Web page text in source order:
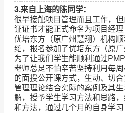
3.来自上海的陈同学：
很早接触项目管理而且工作，
证证书才能正式命名为项目经
优培东方（原广州慧翔）机构
绍，报名参加了优培东方（原广
为了让我们学生能顺利通过
老师总是不怕辛苦坚持利用每
的面授公开课方式，生动、切
管理理论结合实际的案例及其
解，授予学生学习方法和思路
和方法，通过几个月的自身学习